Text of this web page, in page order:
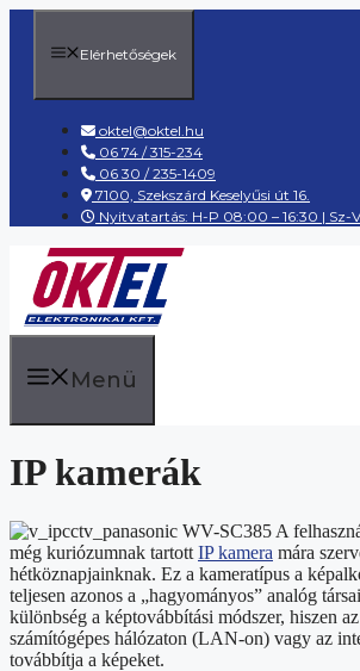
Kilépés
tartalombaElérhetőségek
oktel@oktel.hu
06 74 / 315-234
06 30 / 235-1409
7100, Szekszárd Keselyűsi út 16.
Nyitvatartás: H-P 08:00 – 16:30 | Sz-
Menü
IP kamerák
A
még kuriózumnak tartott IP kamera mára
hétköznapjainknak. Ez a kameratípus a
teljesen azonos a „hagyományos” analóg
különbség a képtovábbítási módszer, hiszen
számítógépes hálózaton (LAN-on) vagy az
továbbítja a képeket.